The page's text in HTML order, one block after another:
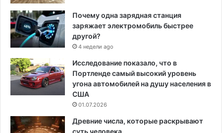
Почему одна зарядная станция
заряжает электромобиль быстрее
другой?
4 недели ago
Исследование показало, что в
Портленде самый высокий уровень
угона автомобилей на душу населения в
США
01.07.2026
Древние числа, которые раскрывают